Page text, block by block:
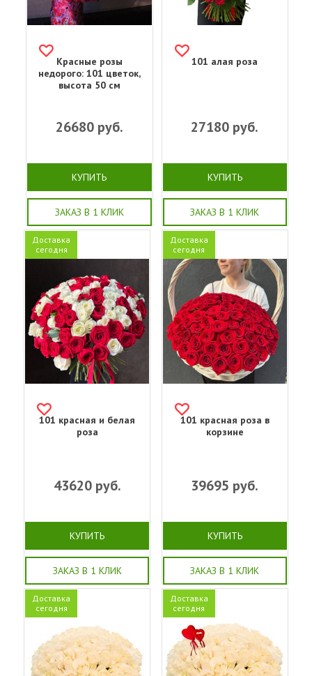
Красные розы
недорого: 101 цветок,
высота 50 см
26680руб.
КУПИТЬ
ЗАКАЗ В 1 КЛИК
101 алая роза
27180 руб.
КУПИТЬ
ЗАКАЗ В 1 КЛИК
Доставка
сегодня
101 красная и белая
роза
43620руб.
КУПИТЬ
ЗАКАЗ В 1 КЛИК
Доставка
сегодня
101 красная роза в
корзине
39695 руб.
КУПИТЬ
ЗАКАЗ В 1 КЛИК
Доставка
сегодня
Доставка
сегодня